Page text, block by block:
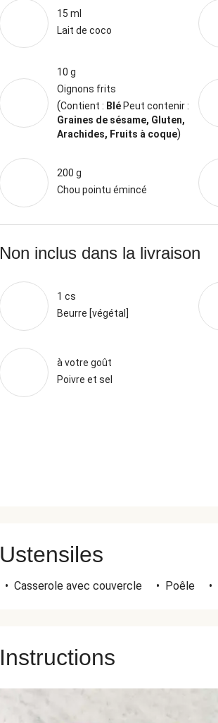
15 ml
Lait de coco
10 g
Oignons frits
(Contient : Blé Peut contenir :
Graines de sésame, Gluten,
Arachides, Fruits à coque)
200 g
Chou pointu émincé
Non inclus dans la livraison
1 cs
Beurre [végétal]
à votre goût
Poivre et sel
Ustensiles
• Casserole avec couvercle • Poêle •
Instructions